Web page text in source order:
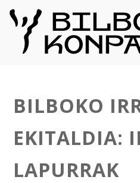
BILBOKO
EKITALDIA:
LAPURRAK